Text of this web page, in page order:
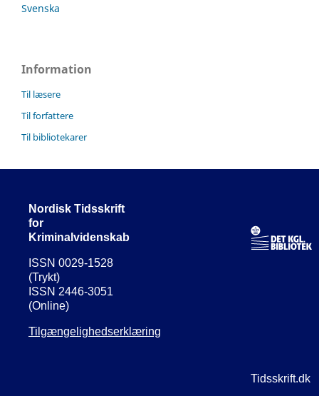
Svenska
Information
Til læsere
Til forfattere
Til bibliotekarer
Nordisk Tidsskrift
for
Kriminalvidenskab
ISSN 0029-1528
(Trykt)
ISSN 2446-3051
(Online)
Tilgængelighedserklæring